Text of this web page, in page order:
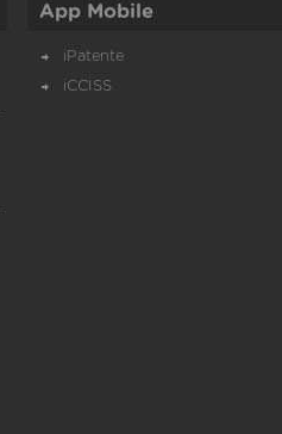
App Mobile
iPatente
iCCISS